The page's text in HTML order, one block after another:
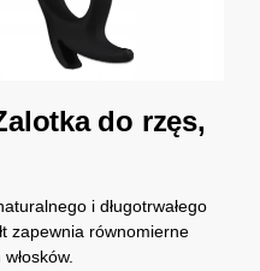
do rzęs,
i długotrwałego
zapewnia równomierne